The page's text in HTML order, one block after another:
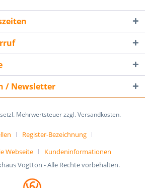
/ Newsletter
Mehrwertsteuer zzgl. Versandkosten.
Register-Bezeichnung
Webseite
Kundeninformationen
Vogtton - Alle Rechte vorbehalten.